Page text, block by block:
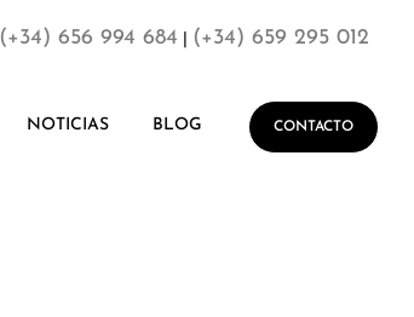
(+34) 656 994 684 (+34) 659 295 012
NOTICIAS BLOG CONTACTO